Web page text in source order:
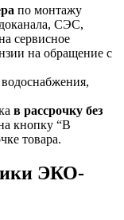
по монтажу
СЭС,
сервисное
на обращение с
в рассрочку без
кнопку “В
товара.
ЭКО-